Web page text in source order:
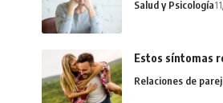
Salud y Psicología
Estos síntomas
Relaciones de